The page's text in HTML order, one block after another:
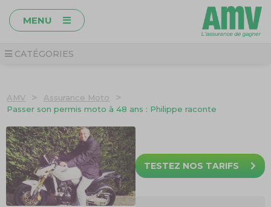
MENU
CATÉGORIES
AMV > Assurance Moto >
Passer son permis moto à 48 ans : Philippe raconte
TESTEZ NOS TARIFS